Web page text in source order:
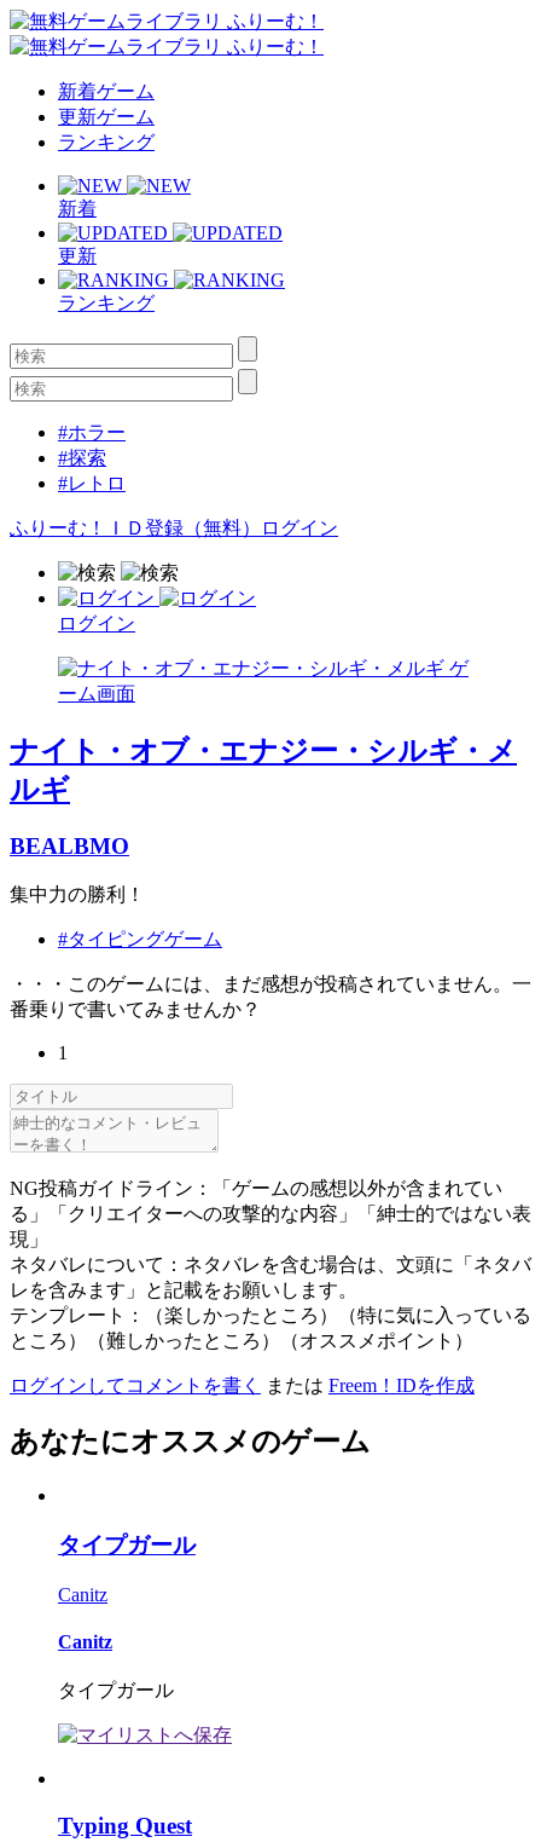
新着ゲーム
更新ゲーム
ランキング
新着
更新
ランキング
#ホラー
#探索
#レトロ
ふりーむ！ＩＤ登録（無料） ログイン
ログイン
ナイト・オブ・エナジー・シルギ・メ
ルギ
BEALBMO
集中力の勝利！
#タイピングゲーム
・・・このゲームには、まだ感想が投稿されていません。一
番乗りで書いてみませんか？
1
NG投稿ガイドライン：「ゲームの感想以外が含まれてい
る」「クリエイターへの攻撃的な内容」「紳士的ではない表
現」
ネタバレについて：ネタバレを含む場合は、文頭に「ネタバ
レを含みます」と記載をお願いします。
テンプレート：（楽しかったところ）（特に気に入っている
ところ）（難しかったところ）（オススメポイント）
ログインしてコメントを書く または Freem！IDを作成
あなたにオススメのゲーム
タイプガール
Canitz
Canitz
タイプガール
Typing Quest